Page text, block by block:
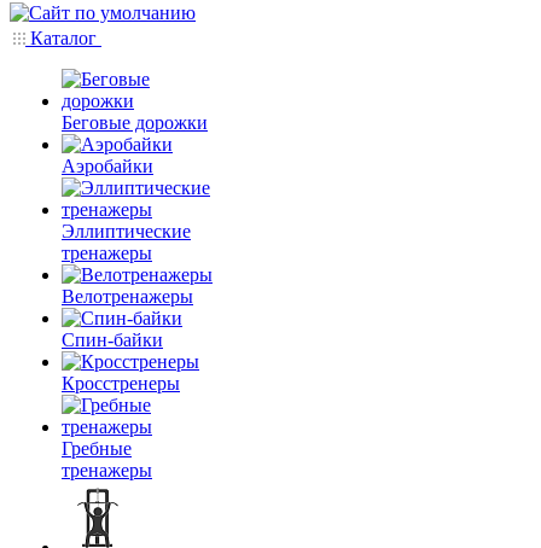
Каталог
Беговые дорожки
Аэробайки
Эллиптические
тренажеры
Велотренажеры
Спин-байки
Кросстренеры
Гребные
тренажеры